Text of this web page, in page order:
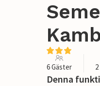
6 Gäster
Denna